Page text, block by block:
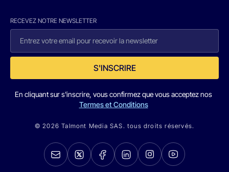
RECEVEZ NOTRE NEWSLETTER
S'INSCRIRE
En cliquant sur s'inscrire, vous confirmez que vous acceptez nos
Termes et Conditions
© 2026 Talmont Media SAS. tous droits réservés.